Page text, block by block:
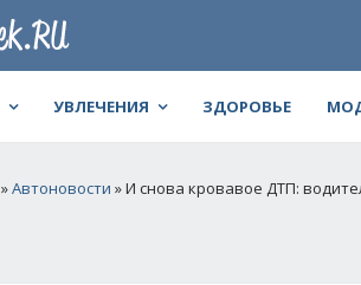
УВЛЕЧЕНИЯ ЗДОРОВЬЕ
»Автоновости » И снова кровавое ДТП: